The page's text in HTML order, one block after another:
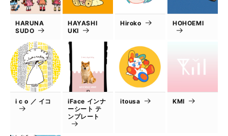
HARUNA
SUDO
HAYASHI
UKI
Hiroko HOHOEMI
i c o ／ イコ
iFace インナ
ーシート テ
ンプレート
itousa KMI